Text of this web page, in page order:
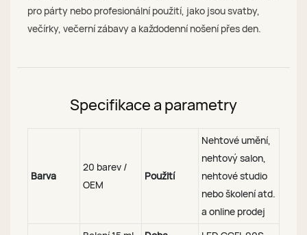
pro párty nebo profesionální použití, jako jsou svatby,
večírky, večerní zábavy a každodenní nošení přes den.
Specifikace a parametry
Barva
20 barev /
OEM
Použití
Nehtové umění,
nehtový salon,
nehtové studio
nebo školení atd.
a online prodej